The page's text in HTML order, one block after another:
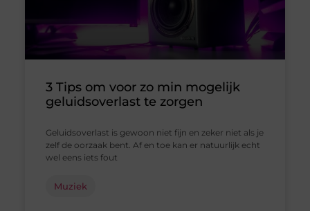
3 Tips om voor zo min mogelijk
geluidsoverlast te zorgen
Geluidsoverlast is gewoon niet fijn en zeker niet als je
zelf de oorzaak bent. Af en toe kan er natuurlijk echt
wel eens iets fout
Muziek